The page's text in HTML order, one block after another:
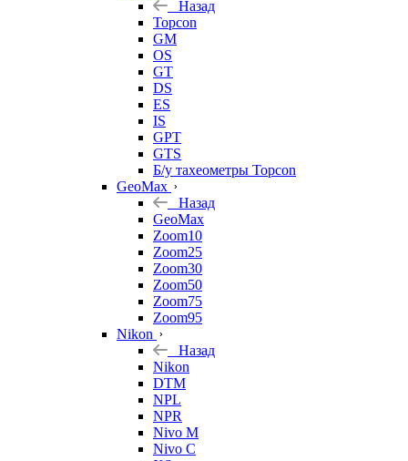
Назад
Topcon
GM
OS
GT
DS
ES
IS
GPT
GTS
Б/у тахеометры Topcon
GeoMax
Назад
GeoMax
Zoom10
Zoom25
Zoom30
Zoom50
Zoom75
Zoom95
Nikon
Назад
Nikon
DTM
NPL
NPR
Nivo M
Nivo C